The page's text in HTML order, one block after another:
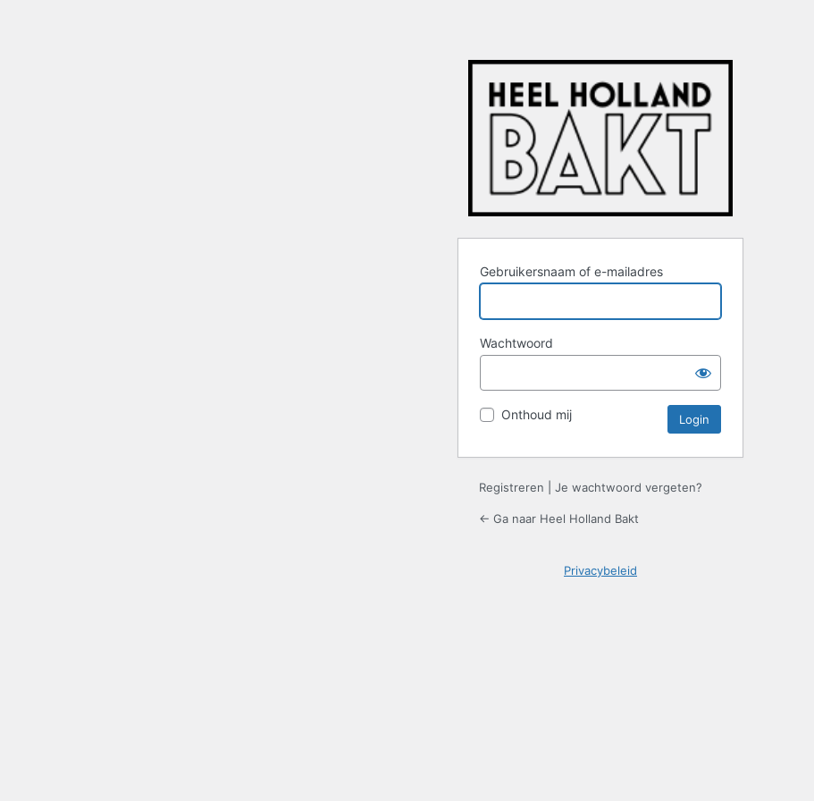
Gebruikersnaam of e-mailadres
Wachtwoord
Onthoud mij
Registreren Je wachtwoord vergeten?
← Ga naar Heel Holland Bakt
Privacybeleid